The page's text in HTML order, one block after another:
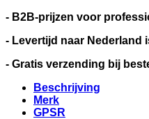
- B2B-prijzen voor
- Levertijd naar Nederland
- Gratis verzending bij
Beschrijving
Merk
GPSR